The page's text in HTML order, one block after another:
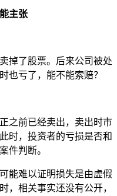
主张
掉了股票。后来公司被处
也亏了，能不能索赔？
之前已经卖出，卖出时市
时，投资者的亏损是否和
件判断。
能难以证明损失是由虚假
，相关事实还没有公开，